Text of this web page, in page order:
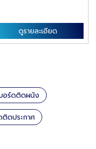
ดูรายละเอียด
อร์ดติดผนัง
ดประกาศ